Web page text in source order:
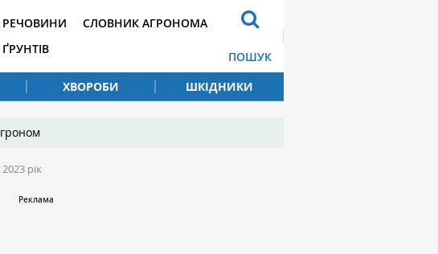
РЕЧОВИНИ
СЛОВНИК АГРОНОМА
ПОШУК
ХВОРОБИ ШКІДНИКИ
рік